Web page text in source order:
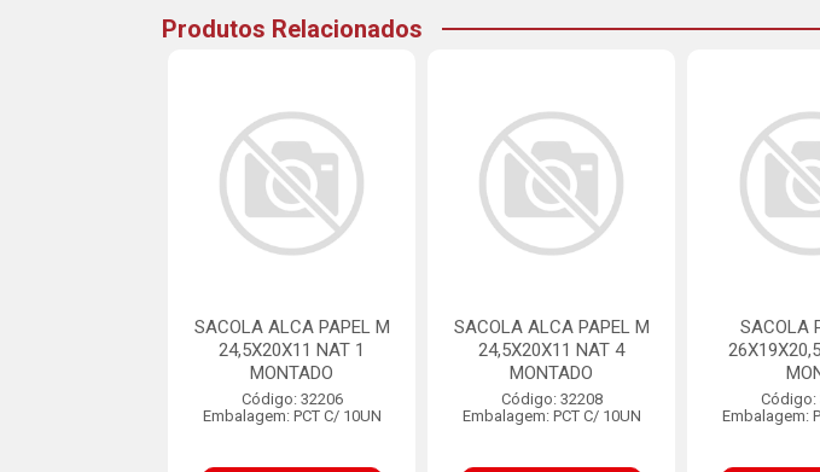
Produtos Relacionados
SACOLA ALCA PAPEL M
24,5X20X11 NAT 1
MONTADO
Código: 32206
Embalagem: PCT C/ 10UN
SACOLA ALCA PAPEL M
24,5X20X11 NAT 4
MONTADO
Código: 32208
Embalagem: PCT C/ 10UN
SACOLA
Código:
Embalagem: